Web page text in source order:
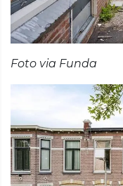
Foto via Funda